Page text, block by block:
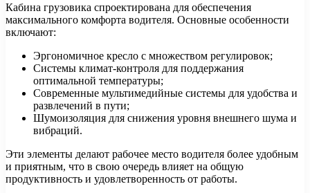
Кабина грузовика спроектирована для обеспечения
максимального комфорта водителя. Основные особенности
включают:
Эргономичное кресло с множеством регулировок;
Системы климат-контроля для поддержания
оптимальной температуры;
Современные мультимедийные системы для удобства и
развлечений в пути;
Шумоизоляция для снижения уровня внешнего шума и
вибраций.
Эти элементы делают рабочее место водителя более удобным
и приятным, что в свою очередь влияет на общую
продуктивность и удовлетворенность от работы.